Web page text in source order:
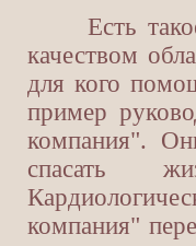
Есть такое
качеством
для кого
пример
компания".
спасать
компания"